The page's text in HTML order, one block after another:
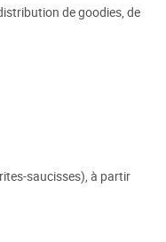
de goodies, de
saucisses), à partir